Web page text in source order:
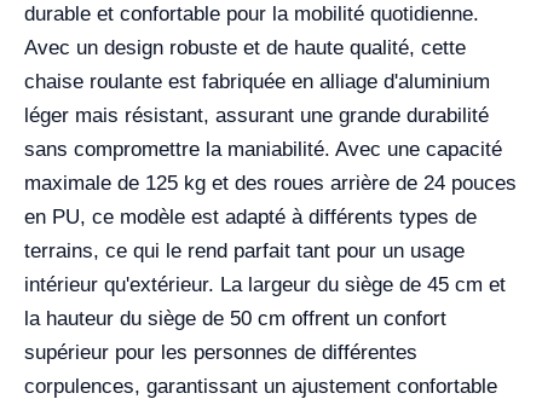
durable et confortable pour la mobilité quotidienne.
Avec un design robuste et de haute qualité, cette
chaise roulante est fabriquée en alliage d'aluminium
léger mais résistant, assurant une grande durabilité
sans compromettre la maniabilité. Avec une capacité
maximale de 125 kg et des roues arrière de 24 pouces
en PU, ce modèle est adapté à différents types de
terrains, ce qui le rend parfait tant pour un usage
intérieur qu'extérieur. La largeur du siège de 45 cm et
la hauteur du siège de 50 cm offrent un confort
supérieur pour les personnes de différentes
corpulences, garantissant un ajustement confortable